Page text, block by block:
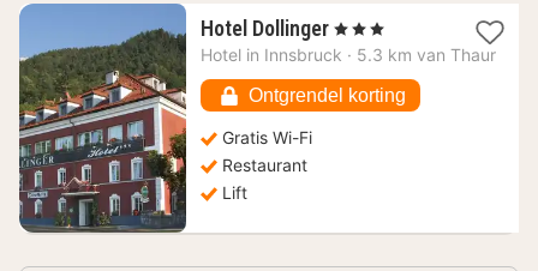
Hotel Dollinger 1
nacht
147,90
€
, 3 Sterren
Hotel in Innsbruck · 5.3 km van Thaur
Ontgrendel korting
Gratis Wi-Fi
Restaurant
Lift